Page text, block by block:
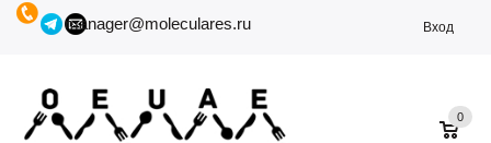
manager@moleculares.ru Вход
0